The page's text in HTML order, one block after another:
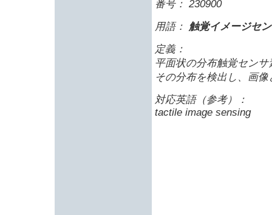
番号： 230900
用語： 触覚イメージセ
定義：
平面状の分布触覚セン
その分布を検出し、画
対応英語（参考）：
tactile image sensing